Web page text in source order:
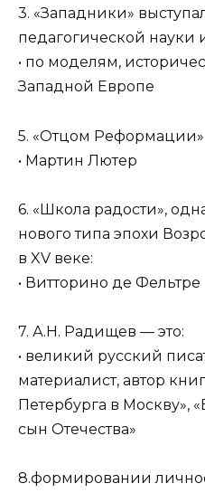
3. «Западники»
педагогической науки
• по моделям,
Западной Европе
5. «Отцом Реформации»
• Мартин Лютер
6. «Школа радости»,
нового типа эпохи
в XV веке:
• Витторино де Фельтре
7. А.Н. Радищев — это:
• великий русский
материалист, автор
Петербурга в Москву»,
сын Отечества»
8.формировании